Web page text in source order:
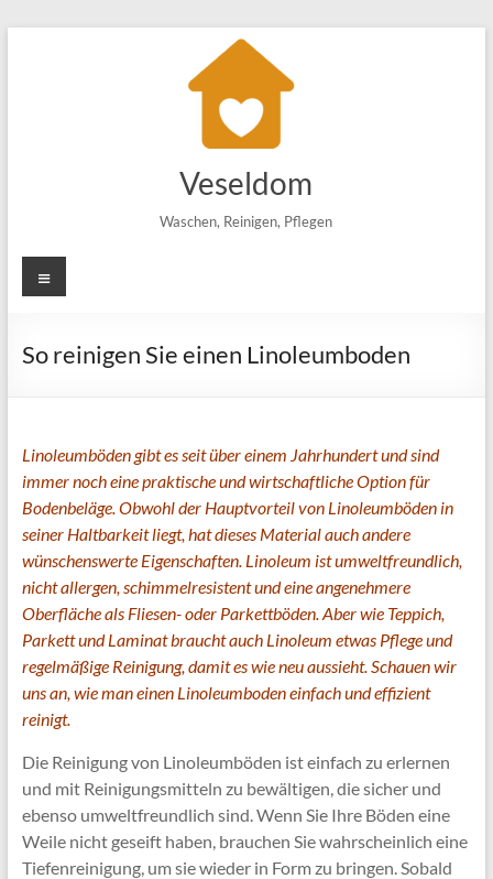
Veseldom
Waschen, Reinigen, Pflegen
Menü
So reinigen Sie einen Linoleumboden
Linoleumböden gibt es seit über einem Jahrhundert und sind
immer noch eine praktische und wirtschaftliche Option für
Bodenbeläge. Obwohl der Hauptvorteil von Linoleumböden in
seiner Haltbarkeit liegt, hat dieses Material auch andere
wünschenswerte Eigenschaften. Linoleum ist umweltfreundlich,
nicht allergen, schimmelresistent und eine angenehmere
Oberfläche als Fliesen- oder Parkettböden. Aber wie Teppich,
Parkett und Laminat braucht auch Linoleum etwas Pflege und
regelmäßige Reinigung, damit es wie neu aussieht. Schauen wir
uns an, wie man einen Linoleumboden einfach und effizient
reinigt.
Die Reinigung von Linoleumböden ist einfach zu erlernen
und mit Reinigungsmitteln zu bewältigen, die sicher und
ebenso umweltfreundlich sind. Wenn Sie Ihre Böden eine
Weile nicht geseift haben, brauchen Sie wahrscheinlich eine
Tiefenreinigung, um sie wieder in Form zu bringen. Sobald